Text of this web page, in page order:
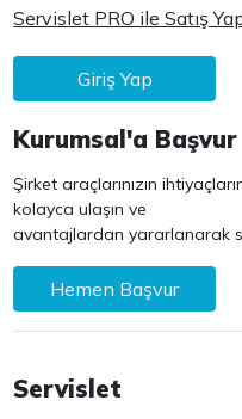
Servislet PRO ile Satış
Giriş Yap
Kurumsal'a Başvur
Şirket araçlarınızın
kolayca ulaşın ve
avantajlardan yararlanarak
Hemen Başvur
Servislet